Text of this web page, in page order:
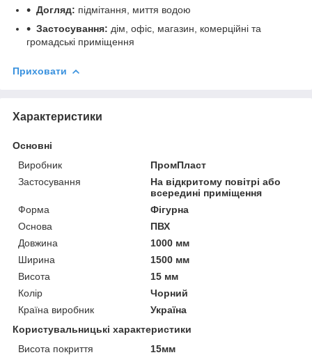
Догляд: підмітання, миття водою
Застосування: дім, офіс, магазин, комерційні та
громадські приміщення
Приховати
Характеристики
Основні
Виробник
ПромПласт
Застосування
На відкритому повітрі або
всередині приміщення
Форма
Фігурна
Основа
ПВХ
Довжина
1000 мм
Ширина
1500 мм
Висота
15 мм
Колір
Чорний
Країна виробник
Україна
Користувальницькі характеристики
Висота покриття
15мм